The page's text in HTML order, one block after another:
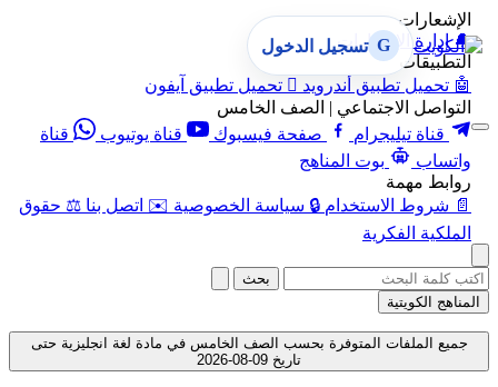
الإشعارات
🔔 إدارة الإشعارات
التطبيقات
🤖 تحميل تطبيق أندرويد  تحميل تطبيق آيفون
التواصل الاجتماعي | الصف الخامس
قناة تيليجرام
صفحة فيسبوك قناة يوتيوب
قناة
واتساب
بوت المناهج
روابط مهمة
📄 شروط الاستخدام 🔒 سياسة الخصوصية ✉️ اتصل بنا ⚖️ حقوق
الملكية الفكرية
G تسجيل الدخول
بحث
المناهج الكويتية
جميع الملفات المتوفرة بحسب الصف الخامس في مادة لغة انجليزية حتى
تاريخ 09-08-2026